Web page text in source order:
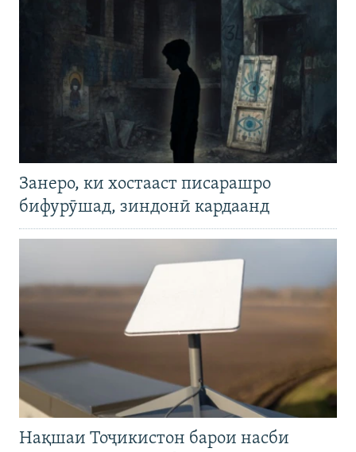
Занеро, ки хостааст писарашро
бифурӯшад, зиндонӣ кардаанд
Нақшаи Тоҷикистон барои насби